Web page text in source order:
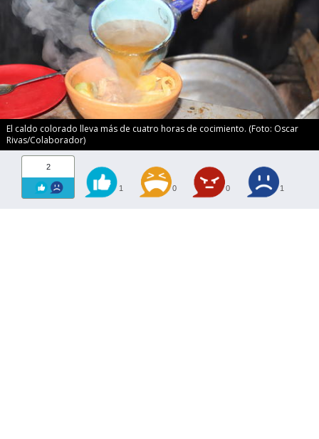
El caldo colorado lleva más de cuatro horas de cocimiento. (Foto: Oscar
Rivas/Colaborador)
2
1 0 0 1